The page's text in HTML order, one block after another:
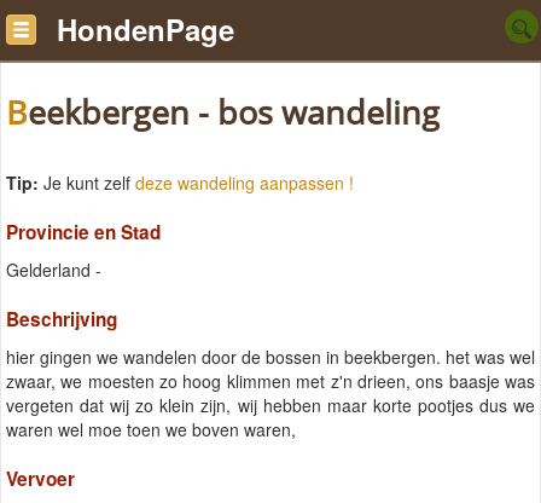
HondenPage
Beekbergen - bos wandeling
Tip: Je kunt zelf deze wandeling aanpassen !
Provincie en Stad
Gelderland -
Beschrijving
hier gingen we wandelen door de bossen in beekbergen. het was wel
zwaar, we moesten zo hoog klimmen met z'n drieen, ons baasje was
vergeten dat wij zo klein zijn, wij hebben maar korte pootjes dus we
waren wel moe toen we boven waren,
Vervoer